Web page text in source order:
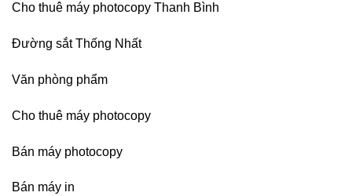
Cho thuê máy photocopy Thanh Bình
Đường sắt Thống Nhất
Văn phòng phẩm
Cho thuê máy photocopy
Bán máy photocopy
Bán máy in